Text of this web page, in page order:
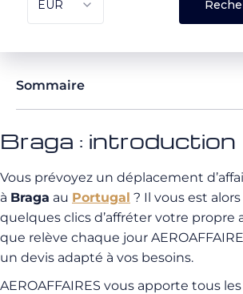
Sommaire
Braga : introduction
Vous prévoyez un déplacement
à Braga au Portugal ? Il vous est
quelques clics d’affréter votre propre
que relève chaque jour
un devis adapté à vos besoins.
AEROAFFAIRES vous apporte tous